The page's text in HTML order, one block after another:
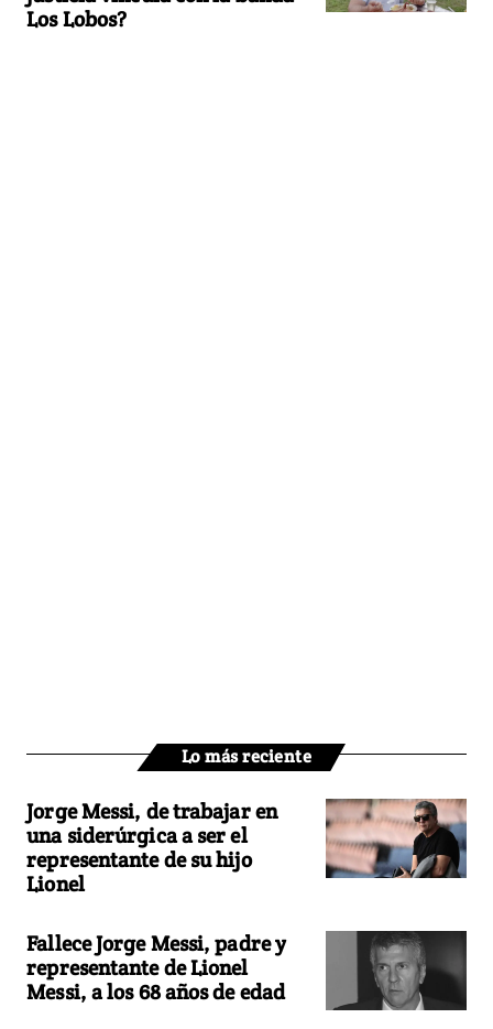
Los Lobos?
Lo más reciente
Jorge Messi, de trabajar en
una siderúrgica a ser el
representante de su hijo
Lionel
Fallece Jorge Messi, padre y
representante de Lionel
Messi, a los 68 años de edad